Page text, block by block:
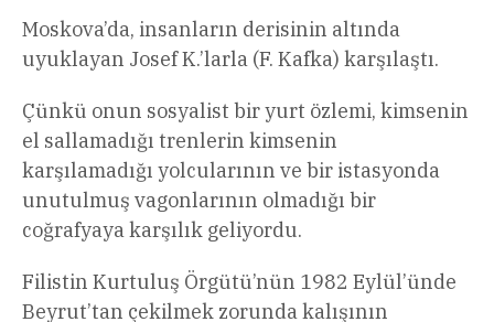
Moskova’da, insanların derisinin altında
uyuklayan Josef K.’larla (F. Kafka) karşılaştı.
Çünkü onun sosyalist bir yurt özlemi, kimsenin
el sallamadığı trenlerin kimsenin
karşılamadığı yolcularının ve bir istasyonda
unutulmuş vagonlarının olmadığı bir
coğrafyaya karşılık geliyordu.
Filistin Kurtuluş Örgütü’nün 1982 Eylül’ünde
Beyrut’tan çekilmek zorunda kalışının